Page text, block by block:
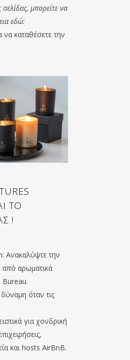
μπορείτε να
εδώ:
να καταθέσετε την
ΤΟ
!
Ανακαλύψτε την
αρωματικά
Bureau.
όταν τις
για χονδρική
και hosts AirBnB.